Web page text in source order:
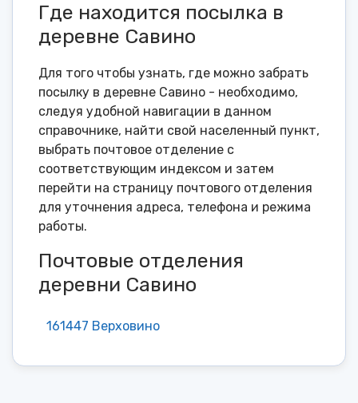
Где находится посылка в
деревне Савино
Для того чтобы узнать, где можно забрать
посылку в деревне Савино - необходимо,
следуя удобной навигации в данном
справочнике, найти свой населенный пункт,
выбрать почтовое отделение с
соответствующим индексом и затем
перейти на страницу почтового отделения
для уточнения адреса, телефона и режима
работы.
Почтовые отделения
деревни Савино
161447 Верховино